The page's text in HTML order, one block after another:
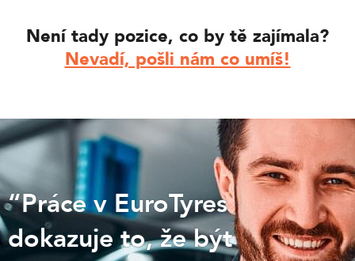
Není tady pozice, co by tě zajímala?
Nevadí, pošli nám co umíš!
“Práce v EuroTyres
dokazuje to, že být